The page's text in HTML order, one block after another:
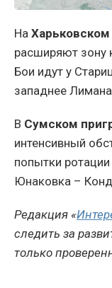
На
расширяют зону
Бои идут у
западнее
В Сумском
интенсивный
попытки
Юнаковка –
Редакция «
следить за
только